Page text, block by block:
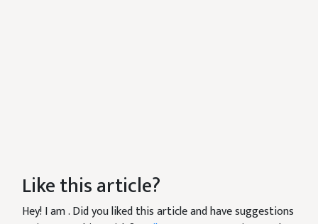
Like this article?
Hey! I am. Did you liked this article and have suggestions